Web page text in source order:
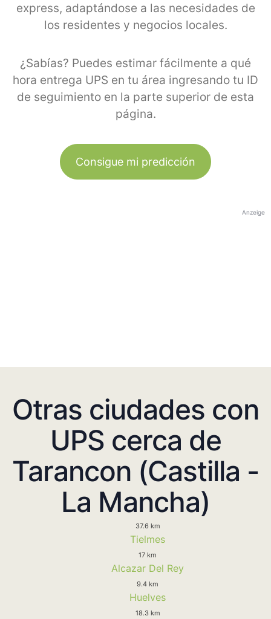
express, adaptándose a las necesidades de
los residentes y negocios locales.
¿Sabías? Puedes estimar fácilmente a qué
hora entrega UPS en tu área ingresando tu ID
de seguimiento en la parte superior de esta
página.
Consigue mi predicción
Anzeige
Otras ciudades con
UPS cerca de
Tarancon (Castilla -
La Mancha)
37.6 km
Tielmes
17 km
Alcazar Del Rey
9.4 km
Huelves
18.3 km